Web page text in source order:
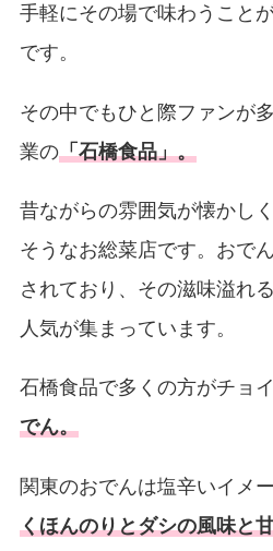
手軽にその場で味わうこと
です。
その中でもひと際ファンが
業の「石橋食品」。
昔ながらの雰囲気が懐かし
そうなお総菜店です。おで
されており、その滋味溢れ
人気が集まっています。
石橋食品で多くの方がチョ
でん。
関東のおでんは塩辛いイメー
くほんのりとダシの風味と